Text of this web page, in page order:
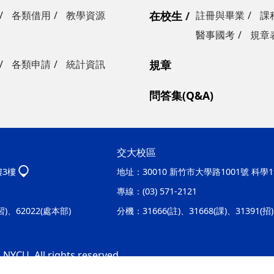
各類借用 教學資源 在校生 註冊與畢業
課
醫事國考
規章
各類申請 統計資訊 規章
問答集(Q&A)
3樓
)、62022(處本部)
交大校區
地址： 30010 新竹市大學路1001號 科學
專線： (03) 571-2121
分機： 31666(註)、31668(課)、31391(
All rights reserved.